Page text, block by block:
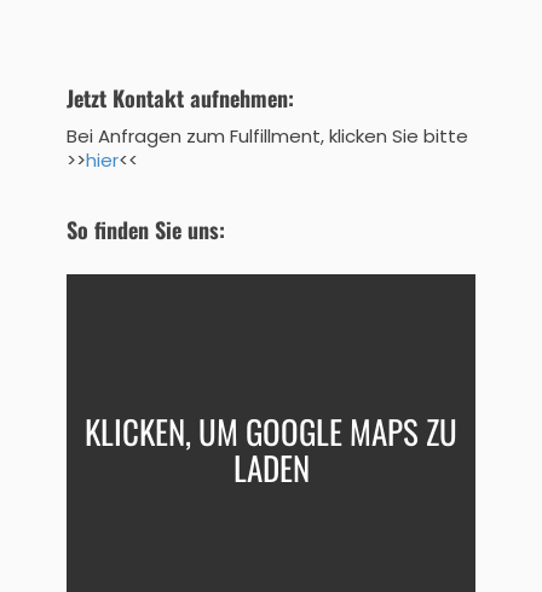
Jetzt Kontakt aufnehmen:
Bei Anfragen zum Fulfillment, klicken Sie bitte
>>hier<<
So finden Sie uns:
KLICKEN, UM GOOGLE MAPS ZU
LADEN